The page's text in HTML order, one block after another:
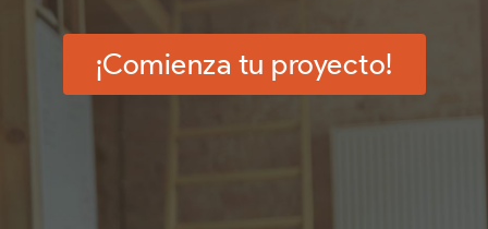
¡Comienza tu proyecto!